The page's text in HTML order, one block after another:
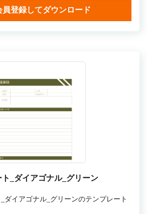
員登録してダウンロード
_ダイアゴナル_グリーン
ダイアゴナル_グリーンのテンプレート